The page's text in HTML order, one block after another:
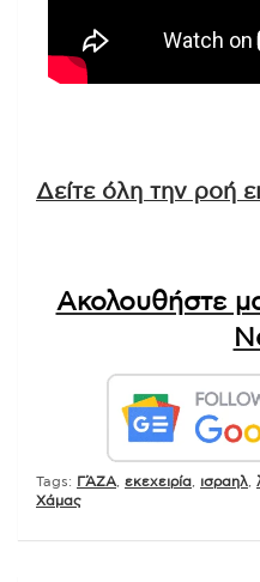
Δείτε όλη την ροή
Ακολουθήστε
Tags: ΓΆΖΑ εκεχειρία ισραηλ
Χάμας